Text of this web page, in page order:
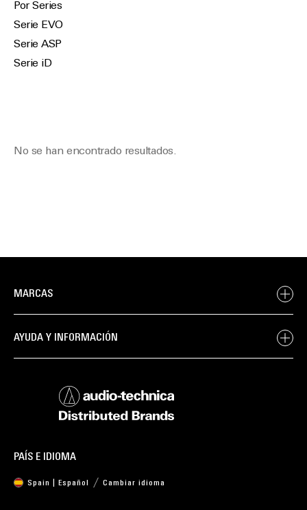
Por Series
Serie EVO
Serie ASP
Serie iD
No se han encontrado resultados.
MARCAS
AYUDA Y INFORMACIÓN
PAÍS E IDIOMA
Spain | Español Cambiar idioma